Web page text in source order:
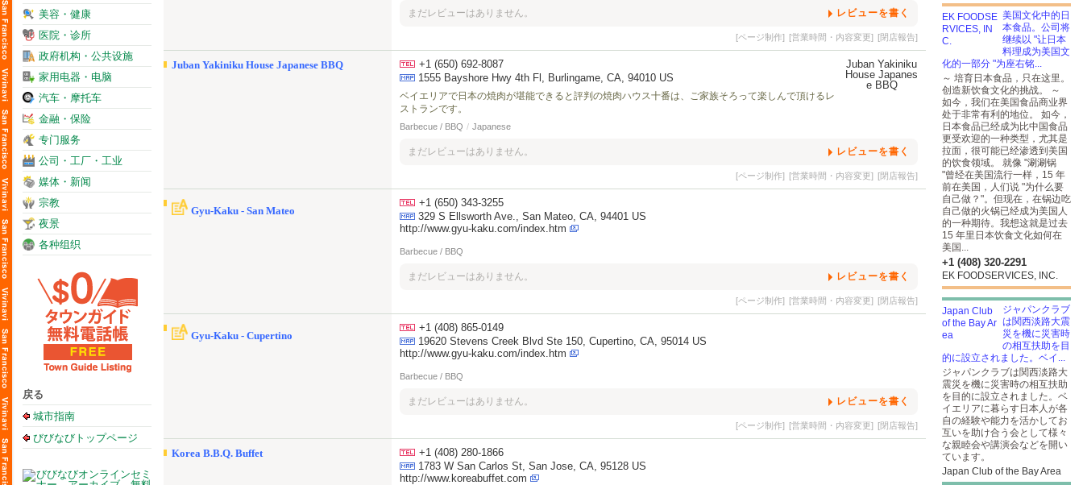
美容・健康
医院・诊所
政府机构・公共设施
家用电器・电脑
汽车・摩托车
金融・保险
专门服务
公司・工厂・工业
媒体・新闻
宗教
夜景
各种组织
戻る
城市指南
びびなびトップページ
まだレビューはありません。 レビューを書く
[ページ制作] [営業時間・内容変更] [閉店報告]
Juban Yakiniku House Japanese BBQ
+1 (650) 692-8087
1555 Bayshore Hwy 4th Fl, Burlingame, CA, 94010 US
ベイエリアで日本の焼肉が堪能できると評判の焼肉ハウス十番は、ご家族そろって楽しんで頂けるレ
ストランです。
Barbecue / BBQ / Japanese
まだレビューはありません。 レビューを書く
[ページ制作] [営業時間・内容変更] [閉店報告]
Gyu-Kaku - San Mateo
+1 (650) 343-3255
329 S Ellsworth Ave., San Mateo, CA, 94401 US
http://www.gyu-kaku.com/index.htm
Barbecue / BBQ
まだレビューはありません。 レビューを書く
[ページ制作] [営業時間・内容変更] [閉店報告]
Gyu-Kaku - Cupertino
+1 (408) 865-0149
19620 Stevens Creek Blvd Ste 150, Cupertino, CA, 95014 US
http://www.gyu-kaku.com/index.htm
Barbecue / BBQ
まだレビューはありません。 レビューを書く
[ページ制作] [営業時間・内容変更] [閉店報告]
Korea B.B.Q. Buffet
+1 (408) 280-1866
1783 W San Carlos St, San Jose, CA, 95128 US
http://www.koreabuffet.com
美国文化中的日
本食品。公司将
继续以 "让日本
料理成为美国文
化的一部分 "为座右铭...
～ 培育日本食品，只在这里。
创造新饮食文化的挑战。 ～
如今，我们在美国食品商业界
处于非常有利的地位。 如今，
日本食品已经成为比中国食品
更受欢迎的一种类型，尤其是
拉面，很可能已经渗透到美国
的饮食领域。 就像 "涮涮锅
"曾经在美国流行一样，15 年
前在美国，人们说 "为什么要
自己做？"。但现在，在锅边吃
自己做的火锅已经成为美国人
的一种期待。我想这就是过去
15 年里日本饮食文化如何在
美国...
+1 (408) 320-2291
EK FOODSERVICES, INC.
ジャパンクラブ
は関西淡路大震
災を機に災害時
の相互扶助を目
的に設立されました。ベイ...
ジャパンクラブは関西淡路大
震災を機に災害時の相互扶助
を目的に設立されました。ベ
イエリアに暮らす日本人が各
自の経験や能力を活かしてお
互いを助け合う会として様々
な親睦会や講演会などを開い
ています。
Japan Club of the Bay Area